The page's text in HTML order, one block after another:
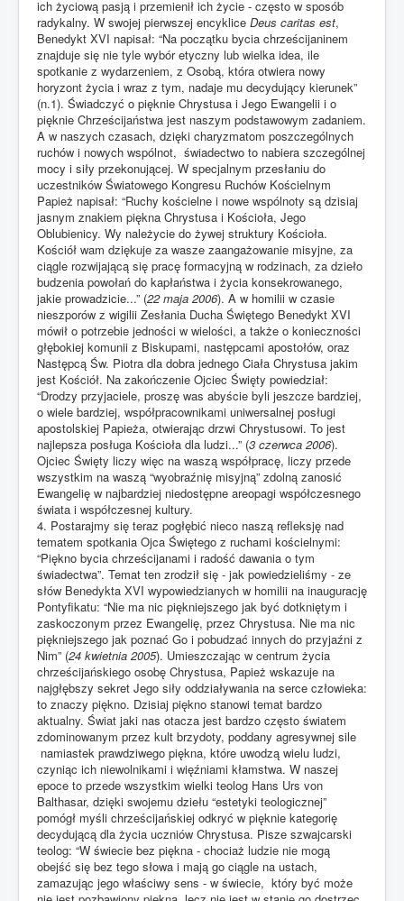
ich życiową pasją i przemienił ich życie - często w sposób
radykalny. W swojej pierwszej encyklice Deus caritas est,
Benedykt XVI napisał: “Na początku bycia chrześcijaninem
znajduje się nie tyle wybór etyczny lub wielka idea, ile
spotkanie z wydarzeniem, z Osobą, która otwiera nowy
horyzont życia i wraz z tym, nadaje mu decydujący kierunek”
(n.1). Świadczyć o pięknie Chrystusa i Jego Ewangelii i o
pięknie Chrześcijaństwa jest naszym podstawowym zadaniem.
A w naszych czasach, dzięki charyzmatom poszczególnych
ruchów i nowych wspólnot, świadectwo to nabiera szczególnej
mocy i siły przekonującej. W specjalnym przesłaniu do
uczestników Światowego Kongresu Ruchów Kościelnym
Papież napisał: “Ruchy kościelne i nowe wspólnoty są dzisiaj
jasnym znakiem piękna Chrystusa i Kościoła, Jego
Oblubienicy. Wy należycie do żywej struktury Kościoła.
Kościół wam dziękuje za wasze zaangażowanie misyjne, za
ciągle rozwijającą się pracę formacyjną w rodzinach, za dzieło
budzenia powołań do kapłaństwa i życia konsekrowanego,
jakie prowadzicie...” (22 maja 2006). A w homilii w czasie
nieszporów z wigilii Zesłania Ducha Świętego Benedykt XVI
mówił o potrzebie jedności w wielości, a także o konieczności
głębokiej komunii z Biskupami, następcami apostołów, oraz
Następcą Św. Piotra dla dobra jednego Ciała Chrystusa jakim
jest Kościół. Na zakończenie Ojciec Święty powiedział:
“Drodzy przyjaciele, proszę was abyście byli jeszcze bardziej,
o wiele bardziej, współpracownikami uniwersalnej posługi
apostolskiej Papieża, otwierając drzwi Chrystusowi. To jest
najlepsza posługa Kościoła dla ludzi...” (3 czerwca 2006).
Ojciec Święty liczy więc na waszą współpracę, liczy przede
wszystkim na waszą “wyobraźnię misyjną” zdolną zanosić
Ewangelię w najbardziej niedostępne areopagi współczesnego
świata i współczesnej kultury.
4. Postarajmy się teraz pogłębić nieco naszą refleksję nad
tematem spotkania Ojca Świętego z ruchami kościelnymi:
“Piękno bycia chrześcijanami i radość dawania o tym
świadectwa”. Temat ten zrodził się - jak powiedzieliśmy - ze
słów Benedykta XVI wypowiedzianych w homilii na inaugurację
Pontyfikatu: “Nie ma nic piękniejszego jak być dotkniętym i
zaskoczonym przez Ewangelię, przez Chrystusa. Nie ma nic
piękniejszego jak poznać Go i pobudzać innych do przyjaźni z
Nim” (24 kwietnia 2005). Umieszczając w centrum życia
chrześcijańskiego osobę Chrystusa, Papież wskazuje na
najgłębszy sekret Jego siły oddziaływania na serce człowieka:
to znaczy piękno. Dzisiaj piękno stanowi temat bardzo
aktualny. Świat jaki nas otacza jest bardzo często światem
zdominowanym przez kult brzydoty, poddany agresywnej sile
namiastek prawdziwego piękna, które uwodzą wielu ludzi,
czyniąc ich niewolnikami i więźniami kłamstwa. W naszej
epoce to przede wszystkim wielki teolog Hans Urs von
Balthasar, dzięki swojemu dziełu “estetyki teologicznej”
pomógł myśli chrześcijańskiej odkryć w pięknie kategorię
decydującą dla życia uczniów Chrystusa. Pisze szwajcarski
teolog: “W świecie bez piękna - chociaż ludzie nie mogą
obejść się bez tego słowa i mają go ciągle na ustach,
zamazując jego właściwy sens - w świecie, który być może